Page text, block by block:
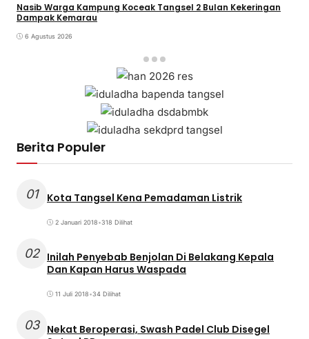
Nasib Warga Kampung Koceak Tangsel 2 Bulan Kekeringan
Dampak Kemarau
6 Agustus 2026
Berita Populer
01 Kota Tangsel Kena Pemadaman Listrik
2 Januari 2018•318 Dilihat
02 Inilah Penyebab Benjolan Di Belakang Kepala
Dan Kapan Harus Waspada
11 Juli 2018•34 Dilihat
03 Nekat Beroperasi, Swash Padel Club Disegel